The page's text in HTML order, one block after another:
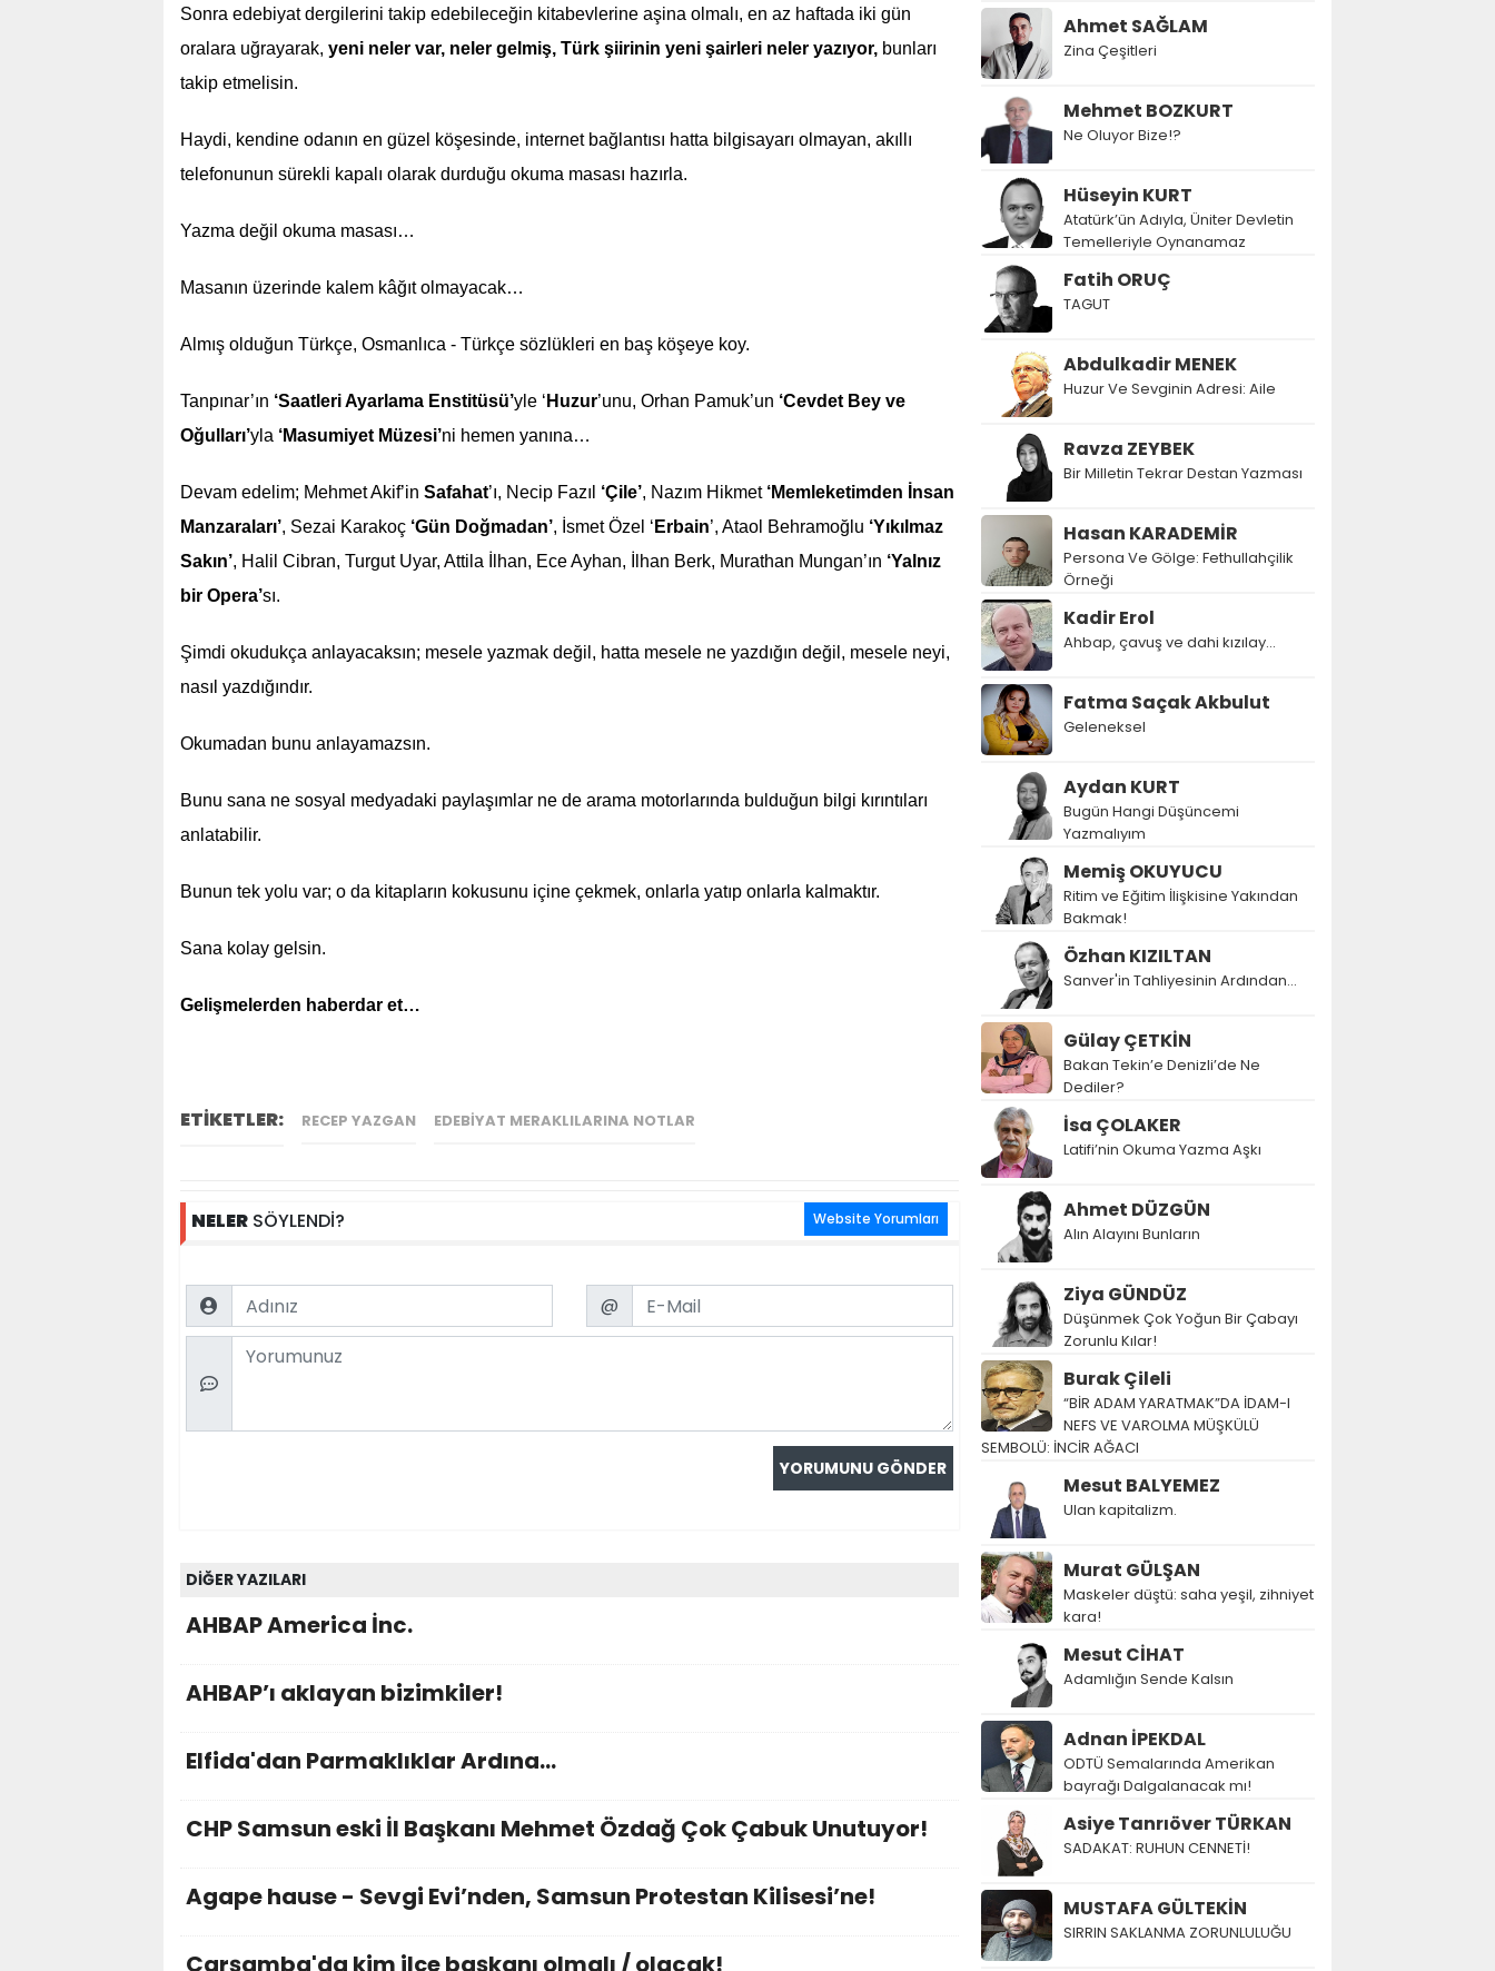
Sonra edebiyat dergilerini takip edebileceğin kitabevlerine aşina olmalı, en az haftada iki gün
oralara uğrayarak, yeni neler var, neler gelmiş, Türk şiirinin yeni şairleri neler yazıyor, bunları
takip etmelisin.
Haydi, kendine odanın en güzel köşesinde, internet bağlantısı hatta bilgisayarı olmayan, akıllı
telefonunun sürekli kapalı olarak durduğu okuma masası hazırla.
Yazma değil okuma masası…
Masanın üzerinde kalem kâğıt olmayacak…
Almış olduğun Türkçe, Osmanlıca - Türkçe sözlükleri en baş köşeye koy.
Tanpınar’ın ‘Saatleri Ayarlama Enstitüsü’yle ‘ Huzur’unu, Orhan Pamuk’un ‘Cevdet Bey ve
Oğulları’yla ‘Masumiyet Müzesi’ni hemen yanına…
Devam edelim; Mehmet Akif’in Safahat’ı, Necip Fazıl ‘Çile’, Nazım Hikmet ‘Memleketimden İnsan
Manzaraları’, Sezai Karakoç ‘Gün Doğmadan’, İsmet Özel ‘ Erbain’, Ataol Behramoğlu ‘Yıkılmaz
Sakın’, Halil Cibran, Turgut Uyar, Attila İlhan, Ece Ayhan, İlhan Berk, Murathan Mungan’ın ‘Yalnız
bir Opera’sı.
Şimdi okudukça anlayacaksın; mesele yazmak değil, hatta mesele ne yazdığın değil, mesele neyi,
nasıl yazdığındır.
Okumadan bunu anlayamazsın.
Bunu sana ne sosyal medyadaki paylaşımlar ne de arama motorlarında bulduğun bilgi kırıntıları
anlatabilir.
Bunun tek yolu var; o da kitapların kokusunu içine çekmek, onlarla yatıp onlarla kalmaktır.
Sana kolay gelsin.
Gelişmelerden haberdar et…
ETİKETLER: RECEP YAZGAN EDEBIYAT MERAKLILARINA NOTLAR
NELER SÖYLENDİ? Website Yorumları
Name Email
@
Comment
DİĞER YAZILARI
AHBAP America İnc.
AHBAP’ı aklayan bizimkiler!
Elfida'dan Parmaklıklar Ardına…
CHP Samsun eski İl Başkanı Mehmet Özdağ Çok Çabuk Unutuyor!
Agape hause - Sevgi Evi’nden, Samsun Protestan Kilisesi’ne!
Çarşamba'da kim ilçe başkanı olmalı / olacak!
Ahmet SAĞLAM
Zina Çeşitleri
Mehmet BOZKURT
Ne Oluyor Bize!?
Hüseyin KURT
Atatürk’ün Adıyla, Üniter Devletin
Temelleriyle Oynanamaz
Fatih ORUÇ
TAGUT
Abdulkadir MENEK
Huzur Ve Sevginin Adresi: Aile
Ravza ZEYBEK
Bir Milletin Tekrar Destan Yazması
Hasan KARADEMİR
Persona Ve Gölge: Fethullahçilik
Örneği
Kadir Erol
Ahbap, çavuş ve dahi kızılay...
Fatma Saçak Akbulut
Geleneksel
Aydan KURT
Bugün Hangi Düşüncemi
Yazmalıyım
Memiş OKUYUCU
Ritim ve Eğitim İlişkisine Yakından
Bakmak!
Özhan KIZILTAN
Sanver'in Tahliyesinin Ardından…
Gülay ÇETKİN
Bakan Tekin’e Denizli’de Ne
Dediler?
İsa ÇOLAKER
Latifi’nin Okuma Yazma Aşkı
Ahmet DÜZGÜN
Alın Alayını Bunların
Ziya GÜNDÜZ
Düşünmek Çok Yoğun Bir Çabayı
Zorunlu Kılar!
Burak Çileli
“BİR ADAM YARATMAK”DA İDAM-I
NEFS VE VAROLMA MÜŞKÜLÜ
SEMBOLÜ: İNCİR AĞACI
Mesut BALYEMEZ
Ulan kapitalizm.
Murat GÜLŞAN
Maskeler düştü: saha yeşil, zihniyet
kara!
Mesut CİHAT
Adamlığın Sende Kalsın
Adnan İPEKDAL
ODTÜ Semalarında Amerikan
bayrağı Dalgalanacak mı!
Asiye Tanrıöver TÜRKAN
SADAKAT: RUHUN CENNETİ!
MUSTAFA GÜLTEKİN
SIRRIN SAKLANMA ZORUNLULUĞU